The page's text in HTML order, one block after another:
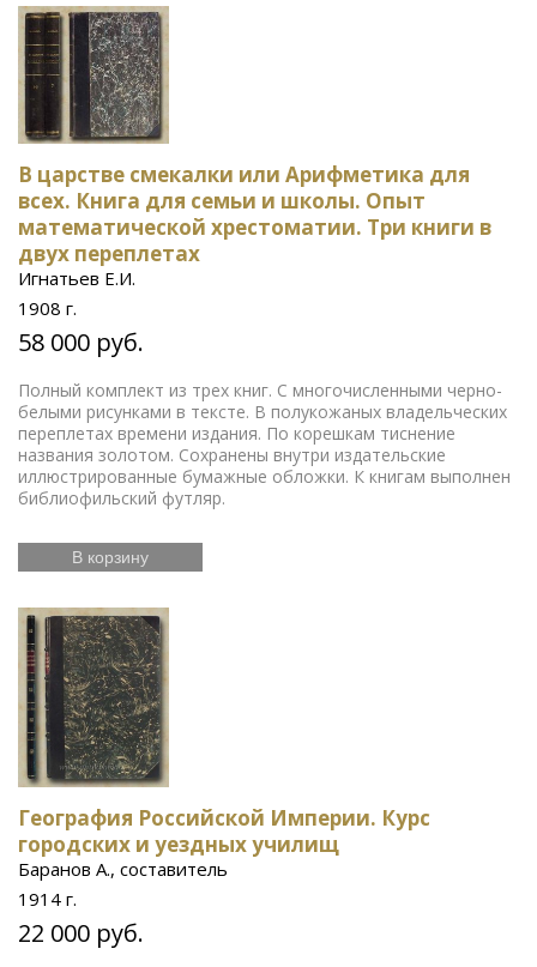
В царстве смекалки или Арифметика для
всех. Книга для семьи и школы. Опыт
математической хрестоматии. Три книги в
двух переплетах
Игнатьев Е.И.
1908 г.
58 000 руб.
Полный комплект из трех книг. С многочисленными черно-
белыми рисунками в тексте. В полукожаных владельческих
переплетах времени издания. По корешкам тиснение
названия золотом. Сохранены внутри издательские
иллюстрированные бумажные обложки. К книгам выполнен
библиофильский футляр.
В корзину
География Российской Империи. Курс
городских и уездных училищ
Баранов А., составитель
1914 г.
22 000 руб.